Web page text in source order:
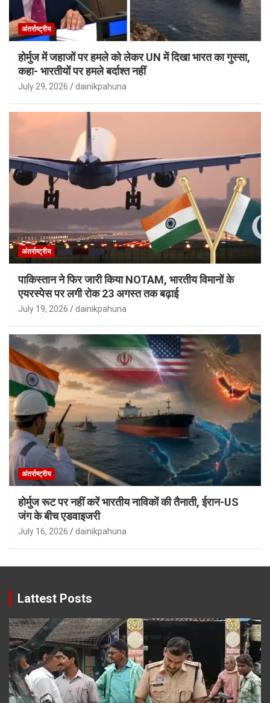
अंतर्राष्ट्रीय
होर्मुज में जहाजों पर हमले को लेकर UN में दिखा भारत का गुस्सा,
कहा- भारतीयों पर हमले बर्दाश्त नहीं
July 29, 2026 dainikpahuna
अंतर्राष्ट्रीय
पाकिस्तान ने फिर जारी किया NOTAM, भारतीय विमानों के
एयरस्पेस पर लगी रोक 23 अगस्त तक बढ़ाई
July 19, 2026 dainikpahuna
अंतर्राष्ट्रीय
होर्मुज रूट पर नहीं करें भारतीय नाविकों की तैनाती, ईरान-US
जंग के बीच एडवाइजरी
July 16, 2026 dainikpahuna
Lattest Posts